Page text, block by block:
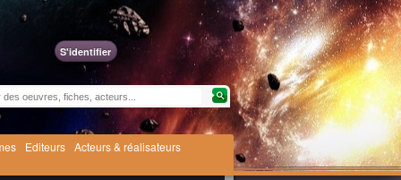
S'identifier
Editeurs Acteurs & réalisateurs